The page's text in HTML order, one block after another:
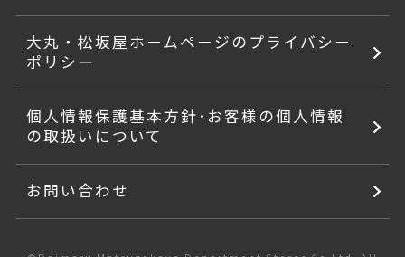
大丸・松坂屋ホームページのプライバシー
ポリシー
個人情報保護基本方針･お客様の個人情報
の取扱いについて
お問い合わせ